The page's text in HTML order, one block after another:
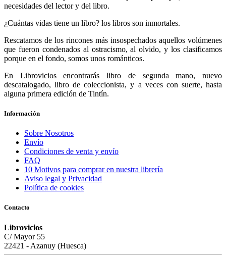
necesidades del lector y del libro.
¿Cuántas vidas tiene un libro? los libros son inmortales.
Rescatamos de los rincones más insospechados aquellos volúmenes
que fueron condenados al ostracismo, al olvido, y los clasificamos
porque en el fondo, somos unos románticos.
En Librovicios encontrarás libro de segunda mano, nuevo
descatalogado, libro de coleccionista, y a veces con suerte, hasta
alguna primera edición de Tintín.
Información
Sobre Nosotros
Envío
Condiciones de venta y envío
FAQ
10 Motivos para comprar en nuestra librería
Aviso legal y Privacidad
Política de cookies
Contacto
Librovicios
C/ Mayor 55
22421 - Azanuy (Huesca)